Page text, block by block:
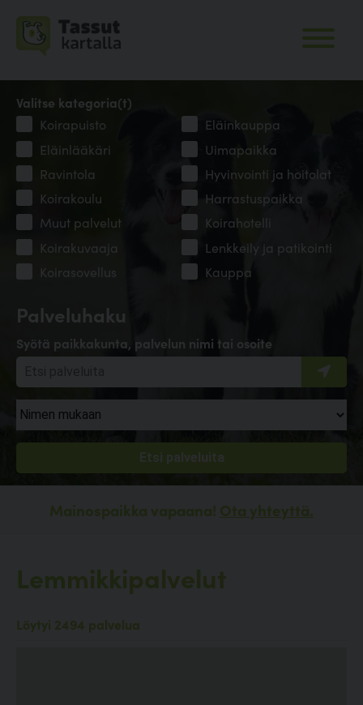
Palveluhaku
Syötä paikkakunta, palvelun nimi tai osoite
Valitse kategoria(t)
Koirapuisto
Eläinkauppa
Eläinlääkäri
Uimapaikka
Ravintola
Hyvinvointi ja hoitolat
Koirakoulu
Harrastuspaikka
Muut palvelut
Koirahotelli
Koirakuvaaja
Lenkkeily ja patikointi
Koirasovellus
Kauppa
Mainospaikka vapaana! Ota yhteyttä.
Lemmikkipalvelut
Löytyi 2494 palvelua